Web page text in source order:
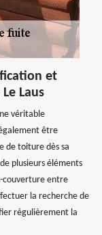
et
Laus
véritable
être
de toiture dès sa
plusieurs éléments
couverture entre
la recherche de
régulièrement la